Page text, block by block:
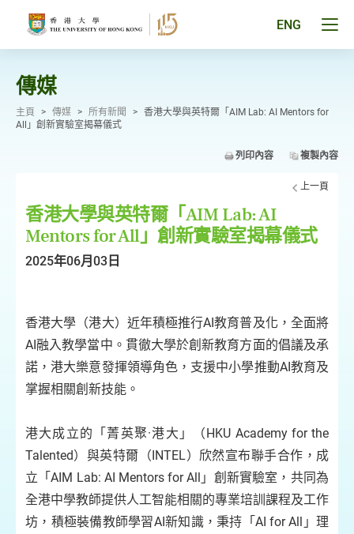
ENG
傳媒
主頁 > 傳媒 > 所有新聞 > 香港大學與英特爾「AIM Lab: AI Mentors for
All」創新實驗室揭幕儀式
列印內容 複製內容
上一頁
香港大學與英特爾「AIM Lab: AI
Mentors for All」創新實驗室揭幕儀式
2025年06月03日
香港大學（港大）近年積極推行AI教育普及化，全面將
AI融入教學當中。貫徹大學於創新教育方面的倡議及承
諾，港大樂意發揮領導角色，支援中小學推動AI教育及
掌握相關創新技能。
港大成立的「菁英聚·港大」（HKU Academy for the
Talented）與英特爾（INTEL）欣然宣布聯手合作，成
立「AIM Lab: AI Mentors for All」創新實驗室，共同為
全港中學教師提供人工智能相關的專業培訓課程及工作
坊，積極裝備教師學習AI新知識，秉持「AI for All」理